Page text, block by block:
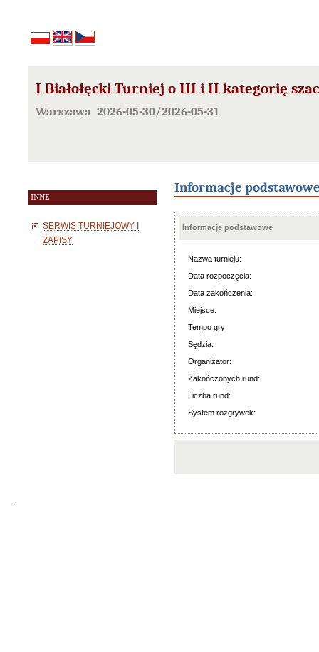
I Białołęcki Turniej o III i II kategorię
Warszawa 2026-05-30/2026-05-31
INNE
SERWIS TURNIEJOWY I
ZAPISY
Informacje
Informacje podstawowe
Nazwa turnieju:
Data rozpoczęcia:
Data zakończenia:
Miejsce:
Tempo gry:
Sędzia:
Organizator:
Zakończonych rund:
Liczba rund:
System rozgrywek:
'